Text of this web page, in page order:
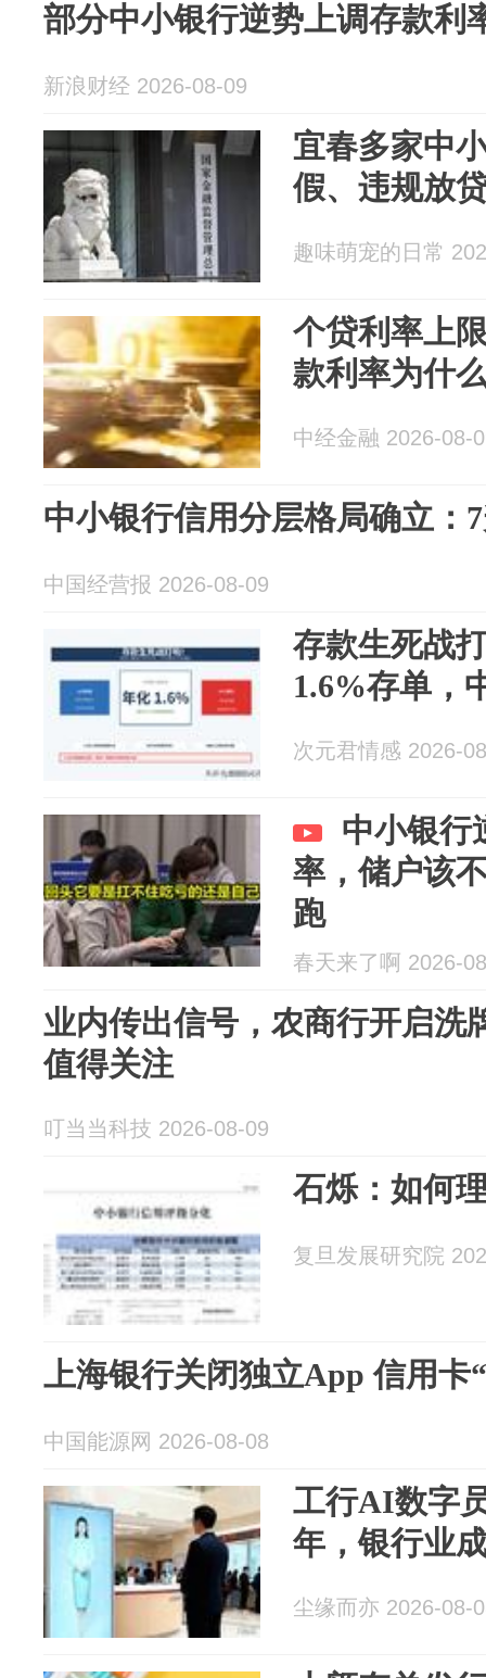
部分中小银行逆势上调存款利
新浪财经 2026-08-09
宜春多家中
假、违规放
趣味萌宠的日常
个贷利率上
款利率为什
中经金融 2026-08-
中小银行信用分层格局确立：
中国经营报 2026-08-09
存款生死战
1.6%存单，
次元君情感 2026-
中小银行
率，储户该
跑
春天来了啊 2026-
业内传出信号，农商行开启洗
值得关注
叮当当科技 2026-08-09
石烁：如何
复旦发展研究院
上海银行关闭独立App 信用卡
中国能源网 2026-08-08
工行AI数字
年，银行业
尘缘而亦 2026-08-